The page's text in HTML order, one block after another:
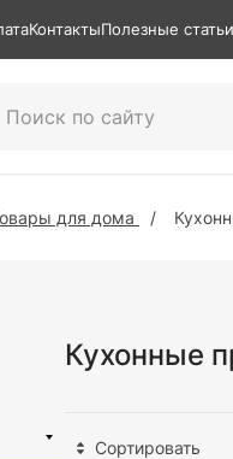
КонтактыПолезные статьи
для дома
Кухонные
Сортировать